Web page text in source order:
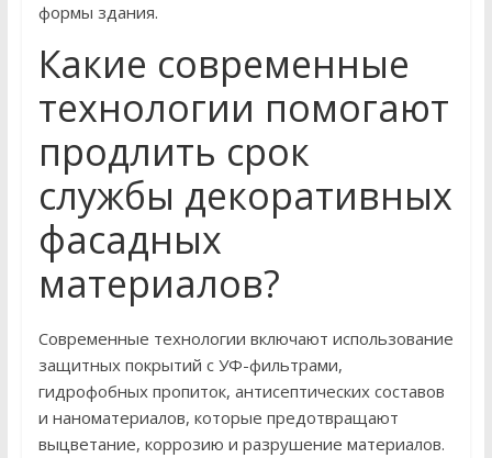
формы здания.
Какие современные
технологии помогают
продлить срок
службы декоративных
фасадных
материалов?
Современные технологии включают использование
защитных покрытий с УФ-фильтрами,
гидрофобных пропиток, антисептических составов
и наноматериалов, которые предотвращают
выцветание, коррозию и разрушение материалов.